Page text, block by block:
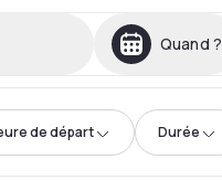
Quand ?
de départ Durée